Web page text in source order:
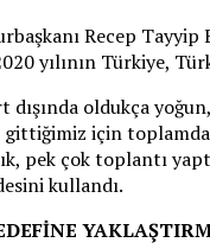
Recep
yılının Türkiye,
dışında oldukça
için
pek çok toplantı
kullandı.